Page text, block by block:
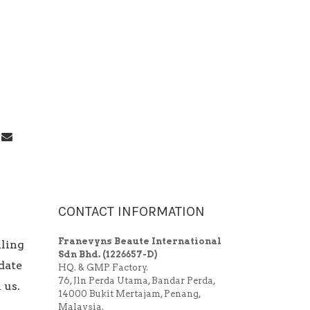
CONTACT INFORMATION
Franevyns Beaute International
Sdn Bhd. (1226657-D)
HQ. & GMP Factory.
76, Jln Perda Utama, Bandar Perda,
14000 Bukit Mertajam, Penang,
Malaysia.